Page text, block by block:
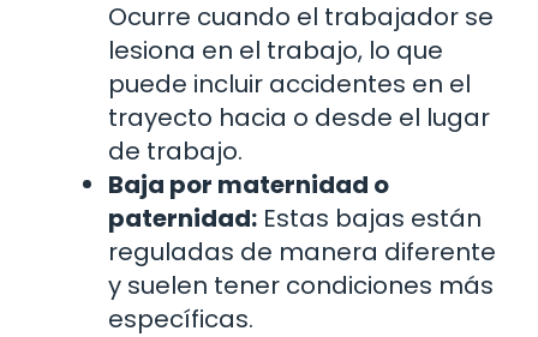
Ocurre cuando el trabajador se
lesiona en el trabajo, lo que
puede incluir accidentes en el
trayecto hacia o desde el lugar
de trabajo.
Baja por maternidad o
paternidad: Estas bajas están
reguladas de manera diferente
y suelen tener condiciones más
específicas.